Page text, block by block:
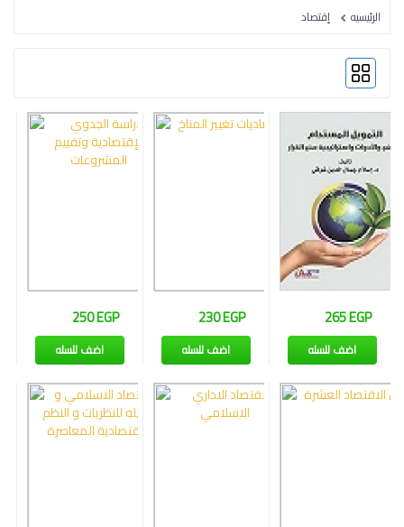
إدارة
بشرية
علم
نفس
وإجتماع
فنون
فلسفة
مكتبات
التدريبية
المتكاملة
سياسة
البحث
العلمى
الرئيسيه إقتصاد
265 EGP
اضف للسله
230 EGP
اضف للسله
250 EGP
اضف للسله